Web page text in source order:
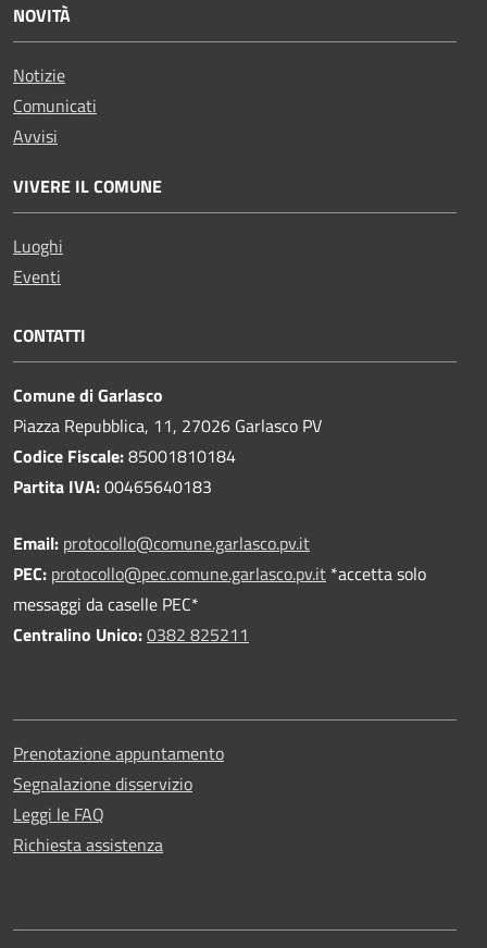
NOVITÀ
Notizie
Comunicati
Avvisi
VIVERE IL COMUNE
Luoghi
Eventi
CONTATTI
Comune di Garlasco
Piazza Repubblica, 11, 27026 Garlasco PV
Codice Fiscale:85001810184
Partita IVA:00465640183
Email: protocollo@comune.garlasco.pv.it
PEC: protocollo@pec.comune.garlasco.pv.it *accetta solo
messaggi da caselle PEC*
Centralino Unico:0382 825211
Prenotazione appuntamento
Segnalazione disservizio
Leggi le FAQ
Richiesta assistenza